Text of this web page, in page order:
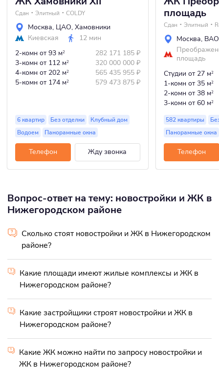
Сдан Элитный COLDY
Москва, ЦАО, Хамовники
Киевская
12 мин
2-комн от 93 м2 282 171 185 ₽
3-комн от 112 м2 320 000 000 ₽
4-комн от 202 м2 565 435 955 ₽
5-комн от 174 м2 579 473 875 ₽
6 квартир Без отделки
Клубный дом
Водоем
Панорамные окна
Телефон Жду звонка
площадь
Сдан Элитный
Москва, ВАО
площадь
Студии от 27 м2
1-комн от 35 м2
2-комн от 38 м2
3-комн от 60 м2
582 квартиры
Панорамные окна
Телефон
Вопрос-ответ на тему: новостройки и ЖК в
Нижегородском районе
Сколько стоят новостройки и ЖК в Нижегородском
районе?
Какие площади имеют жилые комплексы и ЖК в
Нижегородском районе?
Какие застройщики строят новостройки и ЖК в
Нижегородском районе?
Какие ЖК можно найти по запросу новостройки и
ЖК в Нижегородском районе?